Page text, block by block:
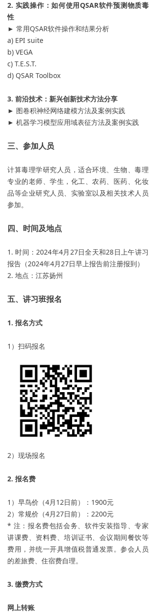
2. 实践操作：如何使用QSAR软件预测物质毒
性
► 常用QSAR软件操作和结果分析
a) EPI suite
b) VEGA
c) T.E.S.T.
d) QSAR Toolbox
3. 前沿技术：新兴创新技术方法分享
► 图卷积神经网络建模方法及案例实践
► 机器学习模型应用域表征方法及案例实践
三、参加人员
计算毒理学研究人员，适合环境、生物、毒理
专业的老师、学生，化工、农药、医药、化妆
品等企业研究人员、实验室以及相关技术人员
参加。
四、时间及地点
1. 时间：2024年4月27日全天和28日上午讲习
报告（2024年4月27日早上报告前注册报到）
2. 地点：江苏扬州
五、讲习班报名
1. 报名方式
1）扫码报名
2）现场报名
2. 报名费
1）早鸟价（4月12日前）：1900元
2）常规价（4月27日前）：2200元
* 注：报名费包括会务、软件安装指导、专家
讲课费、资料费、培训证书、会议期间餐饮等
费用，并统一开具增值税普通发票。参会人员
的差旅费、住宿费自理。
3. 缴费方式
网上转账